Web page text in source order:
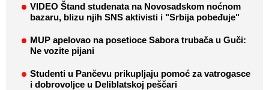
VIDEO Štand studenata na Novosadskom noćnom
bazaru, blizu njih SNS aktivisti i "Srbija pobeđuje"
MUP apelovao na posetioce Sabora trubača u Guči:
Ne vozite pijani
Studenti u Pančevu prikupljaju pomoć za vatrogasce
i dobrovoljce u Deliblatskoj peščari